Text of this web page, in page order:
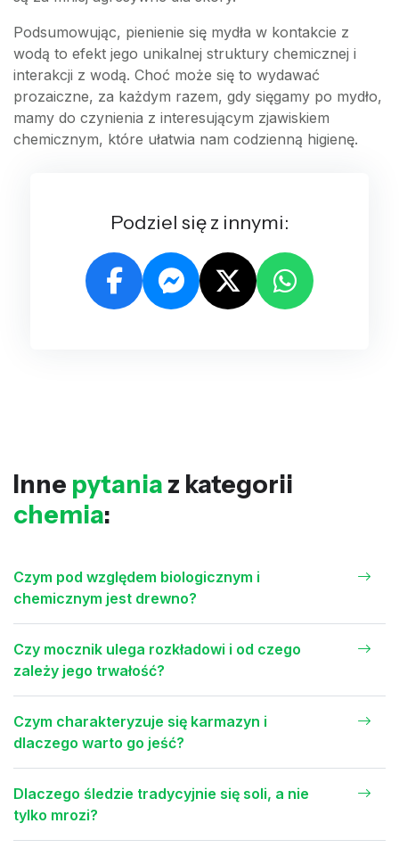
Podsumowując, pienienie się mydła w kontakcie z
wodą to efekt jego unikalnej struktury chemicznej i
interakcji z wodą. Choć może się to wydawać
prozaiczne, za każdym razem, gdy sięgamy po mydło,
mamy do czynienia z interesującym zjawiskiem
chemicznym, które ułatwia nam codzienną higienę.
Podziel się z innymi:
Inne pytania z kategorii
chemia:
Czym pod względem biologicznym i
chemicznym jest drewno?
Czy mocznik ulega rozkładowi i od czego
zależy jego trwałość?
Czym charakteryzuje się karmazyn i
dlaczego warto go jeść?
Dlaczego śledzie tradycyjnie się soli, a nie
tylko mrozi?